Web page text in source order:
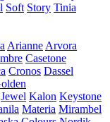
Soft Story Tinia
Arianne Arvora
Casetone
Cronos Dassel
Jewel Kalon Keystone
Materia Mirambel